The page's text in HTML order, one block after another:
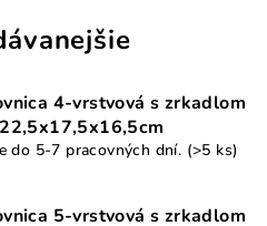
4-vrstvová s zrkadlom
do 5-7 pracovných dní. (>5 ks)
5-vrstvová s zrkadlom